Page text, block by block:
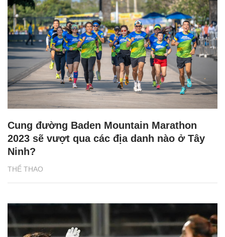
THỂ THAO
Cung đường Baden Mountain Marathon
2023 sẽ vượt qua các địa danh nào ở Tây
Ninh?